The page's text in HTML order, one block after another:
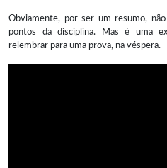
Obviamente, por ser um resumo,
pontos da disciplina. Mas é uma
relembrar para uma prova, na véspera.